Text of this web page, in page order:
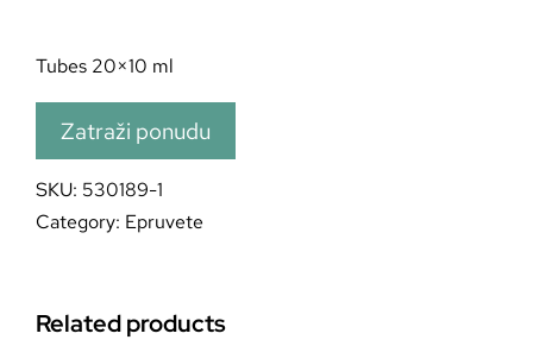
Tubes 20×10 ml
Zatraži ponudu
SKU: 530189-1
Category: Epruvete
Related products